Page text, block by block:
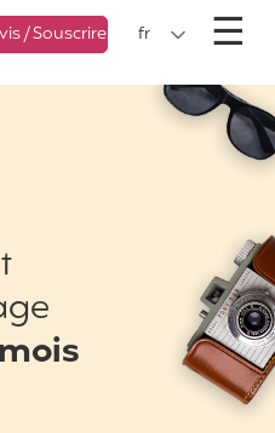
Voyages
50
/ Souscrire fr ☰